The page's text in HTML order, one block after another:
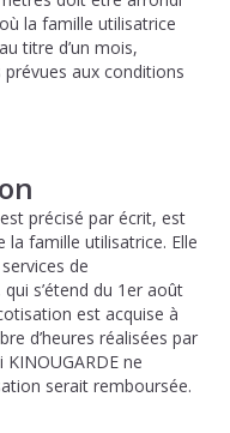
la famille utilisatrice
titre d’un mois,
prévues aux conditions
précisé par écrit, est
famille utilisatrice. Elle
de
qui s’étend du 1er août
est acquise à
d’heures réalisées par
ne
serait remboursée.